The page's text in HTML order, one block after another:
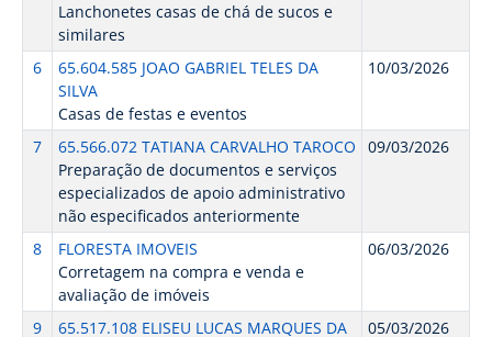
Lanchonetes casas de chá de sucos e
similares
6
65.604.585 JOAO GABRIEL TELES DA
SILVA
Casas de festas e eventos
10/03/2026
7
65.566.072 TATIANA CARVALHO TAROCO
Preparação de documentos e serviços
especializados de apoio administrativo
não especificados anteriormente
09/03/2026
8
FLORESTA IMOVEIS
Corretagem na compra e venda e
avaliação de imóveis
06/03/2026
9
65.517.108 ELISEU LUCAS MARQUES DA
05/03/2026